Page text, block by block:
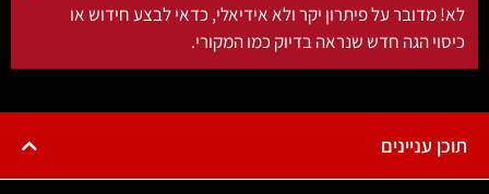
תוכן עניינים
לא! מדובר על פיתרון יקר ולא אידיאלי, כדאי לבצע חידוש או
כיסוי הגה חדש שנראה בדיוק כמו המקורי.